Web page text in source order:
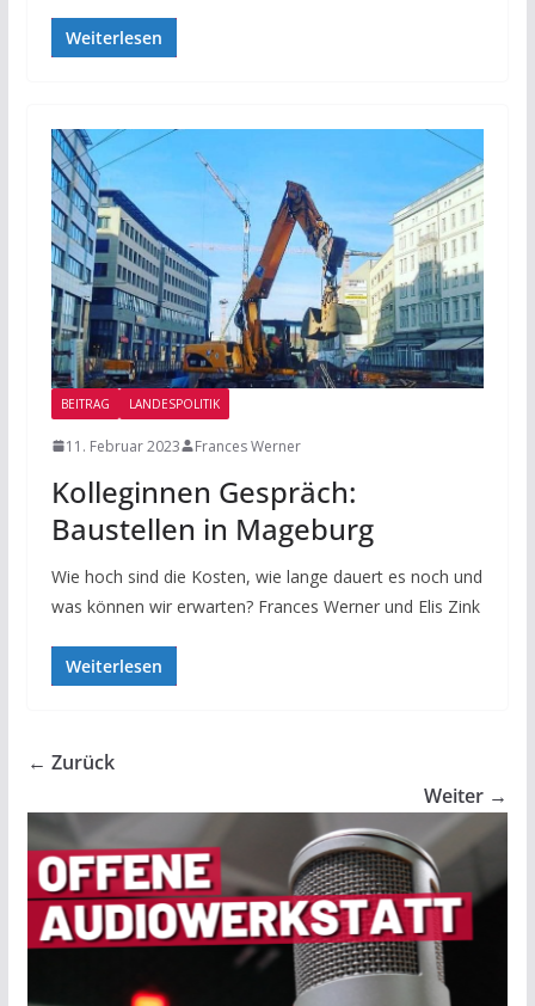
Weiterlesen
BEITRAG LANDESPOLITIK
11. Februar 2023 Frances Werner
Kolleginnen Gespräch:
Baustellen in Mageburg
Wie hoch sind die Kosten, wie lange dauert es noch und
was können wir erwarten? Frances Werner und Elis Zink
Weiterlesen
← Zurück
Weiter →